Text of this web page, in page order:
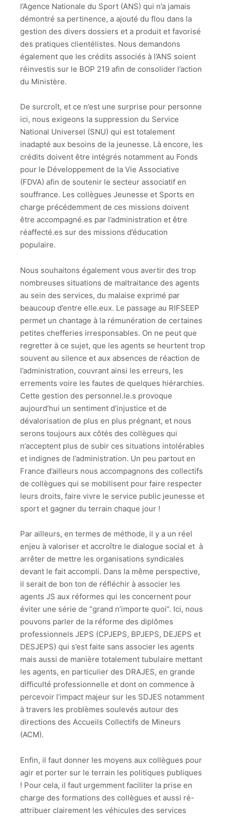
l’Agence Nationale du Sport (ANS) qui n’a jamais
démontré sa pertinence, a ajouté du flou dans la
gestion des divers dossiers et a produit et favorisé
des pratiques clientélistes. Nous demandons
également que les crédits associés à l’ANS soient
réinvestis sur le BOP 219 afin de consolider l’action
du Ministère.
De surcroît, et ce n’est une surprise pour personne
ici, nous exigeons la suppression du Service
National Universel (SNU) qui est totalement
inadapté aux besoins de la jeunesse. Là encore, les
crédits doivent être intégrés notamment au Fonds
pour le Développement de la Vie Associative
(FDVA) afin de soutenir le secteur associatif en
souffrance. Les collègues Jeunesse et Sports en
charge précédemment de ces missions doivent
être accompagné.es par l’administration et être
réaffecté.es sur des missions d’éducation
populaire.
Nous souhaitons également vous avertir des trop
nombreuses situations de maltraitance des agents
au sein des services, du malaise exprimé par
beaucoup d’entre elle.eux. Le passage au RIFSEEP
permet un chantage à la rémunération de certaines
petites chefferies irresponsables. On ne peut que
regretter à ce sujet, que les agents se heurtent trop
souvent au silence et aux absences de réaction de
l’administration, couvrant ainsi les erreurs, les
errements voire les fautes de quelques hiérarchies.
Cette gestion des personnel.le.s provoque
aujourd’hui un sentiment d’injustice et de
dévalorisation de plus en plus prégnant, et nous
serons toujours aux côtés des collègues qui
n’acceptent plus de subir ces situations intolérables
et indignes de l’administration. Un peu partout en
France d’ailleurs nous accompagnons des collectifs
de collègues qui se mobilisent pour faire respecter
leurs droits, faire vivre le service public jeunesse et
sport et gagner du terrain chaque jour !
Par ailleurs, en termes de méthode, il y a un réel
enjeu à valoriser et accroître le dialogue social et à
arrêter de mettre les organisations syndicales
devant le fait accompli. Dans la même perspective,
il serait de bon ton de réfléchir à associer les
agents JS aux réformes qui les concernent pour
éviter une série de “grand n’importe quoi”. Ici, nous
pouvons parler de la réforme des diplômes
professionnels JEPS (CPJEPS, BPJEPS, DEJEPS et
DESJEPS) qui s’est faite sans associer les agents
mais aussi de manière totalement tubulaire mettant
les agents, en particulier des DRAJES, en grande
difficulté professionnelle et dont on commence à
percevoir l’impact majeur sur les SDJES notamment
à travers les problèmes soulevés autour des
directions des Accueils Collectifs de Mineurs
(ACM).
Enfin, il faut donner les moyens aux collègues pour
agir et porter sur le terrain les politiques publiques
! Pour cela, il faut urgemment faciliter la prise en
charge des formations des collègues et aussi ré-
attribuer clairement les véhicules des services